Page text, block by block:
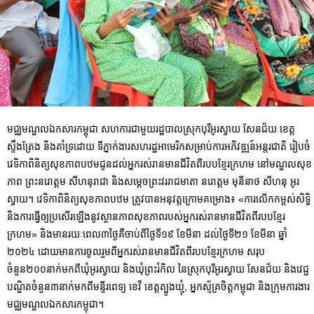
មជ្ឈមណ្ឌលឯកសារកម្ពុជា សហការជាមួយរដ្ឋបាលស្រុកបុរីអូរស្វាយ សែនជ័យ ខេត្ត
ស្ទឹងត្រែង និងគាំទ្រដោយ ទីភ្នាក់ងារសហរដ្ឋអាមេរិកសម្រាប់ការអភិវឌ្ឍន៍អន្តរជាតិ រៀបចំ
វេទិកាពិនិត្យសុខភាពបឋមជូនដល់អ្នករស់រានមានជីវិតពីរបបខ្មែរក្រហម នៅមណ្ឌលសុខ
ភាព ព្រះនរោត្តម សីហនុរាជា និងសម្ដេចព្រះវររាជមាតា នរោត្តម មុនីនាថ សីហនុ អូរ
ស្វាយ។ វេទិកាពិនិត្យសុខភាពបឋម ត្រូវបានអនុវត្តក្រោមគម្រោង៖ «ការលើកកម្ពស់សិទ្ធិ
និងការធ្វើឲ្យប្រសើរឡើងនូវស្ថានភាពសុខភាពរបស់អ្នករស់រានមានជីវិតពីរបបខ្មែរ
ក្រហម» និងមានរយៈពេល៣ថ្ងៃគឺចាប់ពីថ្ងៃទី១៩ ខែមីនា ដល់ថ្ងៃទី២១ ខែមីនា ឆ្នាំ
២០២៤ ដោយមានការចូលរួមពីអ្នករស់រានមានជីវិតពីរបបខ្មែរក្រហម សរុប
ចំនួន២០០នាក់មកពីឃុំអូរស្វាយ និងឃុំព្រះរំកិល នៃស្រុកបុរីអូរស្វាយ សែនជ័យ និងវេជ្ជ
បណ្ឌិតចំនួន៣នាក់មកពីមន្ទីរពេទ្យ ខេវី ខេត្តត្បូងឃ្មុំ, អ្នកស្ម័គ្រចិត្តកម្ពុជា និងក្រុមការងារ
មជ្ឈមណ្ឌលឯកសារកម្ពុជា។